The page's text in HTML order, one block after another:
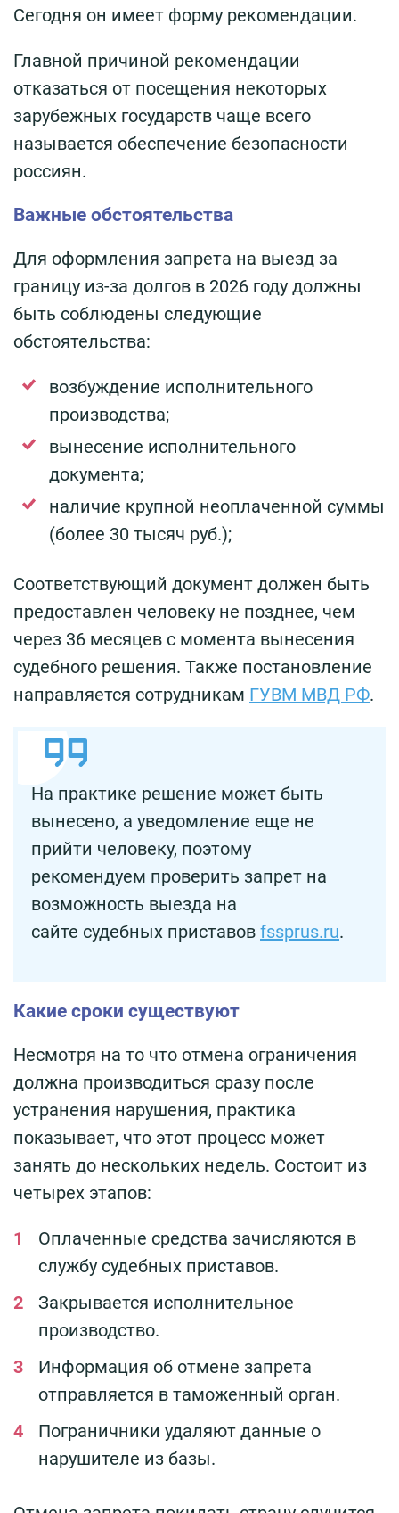
Сегодня он имеет форму рекомендации.
Главной причиной рекомендации
отказаться от посещения некоторых
зарубежных государств чаще всего
называется обеспечение безопасности
россиян.
Важные обстоятельства
Для оформления запрета на выезд за
границу из-за долгов в 2026 году должны
быть соблюдены следующие
обстоятельства:
возбуждение исполнительного
производства;
вынесение исполнительного
документа;
наличие крупной неоплаченной суммы
(более 30 тысяч руб.);
Соответствующий документ должен быть
предоставлен человеку не позднее, чем
через 36 месяцев с момента вынесения
судебного решения. Также постановление
направляется сотрудникам ГУВМ МВД РФ.
На практике решение может быть
вынесено, а уведомление еще не
прийти человеку, поэтому
рекомендуем проверить запрет на
возможность выезда на
сайте судебных приставов fssprus.ru.
Какие сроки существуют
Несмотря на то что отмена ограничения
должна производиться сразу после
устранения нарушения, практика
показывает, что этот процесс может
занять до нескольких недель. Состоит из
четырех этапов:
Оплаченные средства зачисляются в
службу судебных приставов.
Закрывается исполнительное
производство.
Информация об отмене запрета
отправляется в таможенный орган.
Пограничники удаляют данные о
нарушителе из базы.